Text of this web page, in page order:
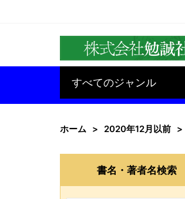
すべてのジャンル
ホーム 2020年12月以前
書名・著者名検索